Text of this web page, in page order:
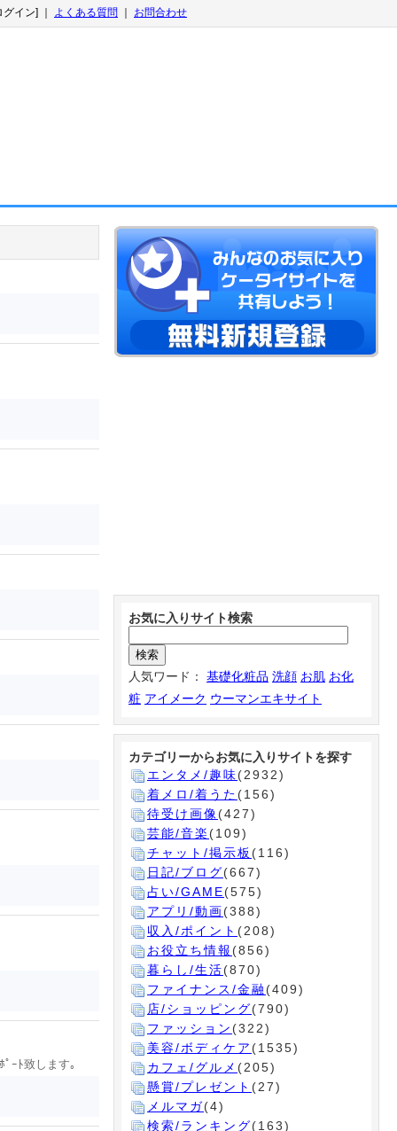
グイン] ｜ よくある質問 お問合わせ
ｰﾄ致します｡
お気に入りサイト検索
人気ワード： 基礎化粧品 洗顔 お肌 お化
粧 アイメーク ウーマンエキサイト
カテゴリーからお気に入りサイトを探す
エンタメ/趣味(2932)
着メロ/着うた (156)
待受け画像(427)
芸能/音楽 (109)
チャット/掲示板 (116)
日記/ブログ(667)
占い/GAME(575)
アプリ/動画(388)
収入/ポイント (208)
お役立ち情報 (856)
暮らし/生活(870)
ファイナンス/金融 (409)
店/ショッピング(790)
ファッション (322)
美容/ボディケア (1535)
カフェ/グルメ (205)
懸賞/プレゼント (27)
メルマガ(4)
検索/ランキング(163)